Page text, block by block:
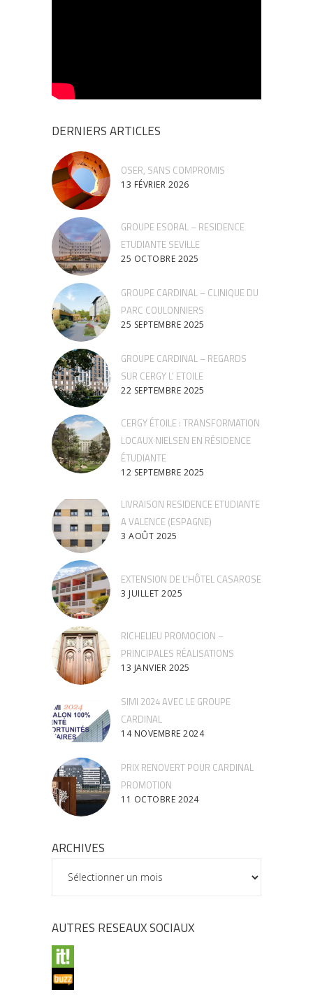
DERNIERS ARTICLES
OSER, SANS COMPROMIS
13 FÉVRIER 2026
GROUPE ESORAL – RESIDENCE
ETUDIANTE SEVILLE
25 OCTOBRE 2025
GROUPE CARDINAL – CLINIQUE DU
PARC COULONNIERS
25 SEPTEMBRE 2025
GROUPE CARDINAL – REGARDS
SUR CERGY L’ ETOILE
22 SEPTEMBRE 2025
CERGY ÉTOILE : TRANSFORMATION
LOCAUX NIELSEN EN RÉSIDENCE
ÉTUDIANTE
12 SEPTEMBRE 2025
LIVRAISON RESIDENCE ETUDIANTE
A VALENCE (ESPAGNE)
3 AOÛT 2025
EXTENSION DE L’HÔTEL CASAROSE
3 JUILLET 2025
RICHELIEU PROMOCION –
PRINCIPALES RÉALISATIONS
13 JANVIER 2025
SIMI 2024 AVEC LE GROUPE
CARDINAL
14 NOVEMBRE 2024
PRIX RENOVERT POUR CARDINAL
PROMOTION
11 OCTOBRE 2024
ARCHIVES
ARCHIVES
AUTRES RESEAUX SOCIAUX